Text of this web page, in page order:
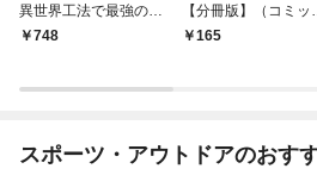
異世界工法で最強の家
づくりを（コミック）
748
【分冊版】（コミッ
ク） １話【フルカラ
165
スポーツ・アウトドアのおす